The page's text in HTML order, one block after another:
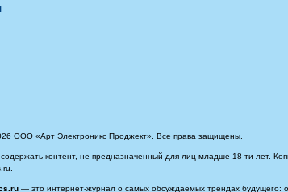
ООО «Арт Электроникс Проджект». Все права защищены.
контент, не предназначенный для лиц младше 18-ти лет.
— это интернет-журнал о самых обсуждаемых трендах будущего: